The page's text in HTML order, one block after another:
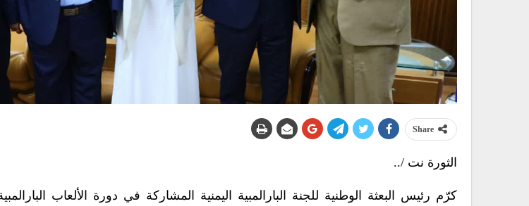
Share
الثورة نت /..
كرّم رئيس البعثة الوطنية للجنة البارالمبية اليمنية المشاركة في دورة الألعاب